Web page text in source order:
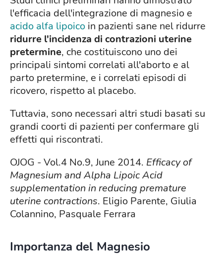
l'efficacia dell'integrazione di magnesio e
acido alfa lipoico in pazienti sane nel ridurre
ridurre l'incidenza di contrazioni uterine
pretermine, che costituiscono uno dei
principali sintomi correlati all'aborto e al
parto pretermine, e i correlati episodi di
ricovero, rispetto al placebo.
Tuttavia, sono necessari altri studi basati su
grandi coorti di pazienti per confermare gli
effetti qui riscontrati.
OJOG - Vol.4 No.9, June 2014. Efficacy of
Magnesium and Alpha Lipoic Acid
supplementation in reducing premature
uterine contractions. Eligio Parente, Giulia
Colannino, Pasquale Ferrara
Importanza del Magnesio